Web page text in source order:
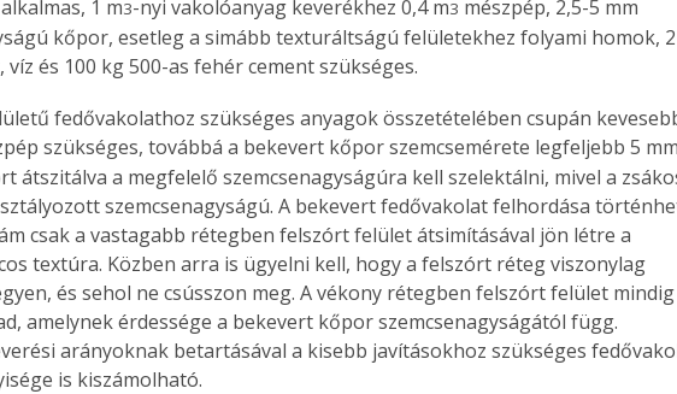
1 m3-nyi vakolóanyag keverékhez 0,4 m3 mészpép, 2,5-5 mm
kőpor, esetleg a simább texturáltságú felületekhez folyami homok, 2
víz és 100 kg 500-as fehér cement szükséges.
fedővakolathoz szükséges anyagok összetételében csupán
szükséges, továbbá a bekevert kőpor szemcsemérete legfeljebb 5 mm
átszitálva a megfelelő szemcsenagyságúra kell szelektálni, mivel a
szemcsenagyságú. A bekevert fedővakolat felhordása
csak a vastagabb rétegben felszórt felület átsimításával jön létre a
textúra. Közben arra is ügyelni kell, hogy a felszórt réteg viszonylag
és sehol ne csússzon meg. A vékony rétegben felszórt felület mindig
amelynek érdessége a bekevert kőpor szemcsenagyságától függ.
arányoknak betartásával a kisebb javításokhoz szükséges
is kiszámolható.